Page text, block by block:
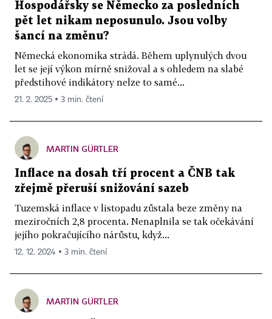
Hospodářsky se Německo za posledních
pět let nikam neposunulo. Jsou volby
šancí na změnu?
Německá ekonomika strádá. Během uplynulých dvou
let se její výkon mírně snižoval a s ohledem na slabé
předstihové indikátory nelze to samé...
21. 2. 2025 ▪ 3 min. čtení
MARTIN GÜRTLER
Inflace na dosah tří procent a ČNB tak
zřejmě přeruší snižování sazeb
Tuzemská inflace v listopadu zůstala beze změny na
meziročních 2,8 procenta. Nenaplnila se tak očekávání
jejího pokračujícího nárůstu, když...
12. 12. 2024 ▪ 3 min. čtení
MARTIN GÜRTLER